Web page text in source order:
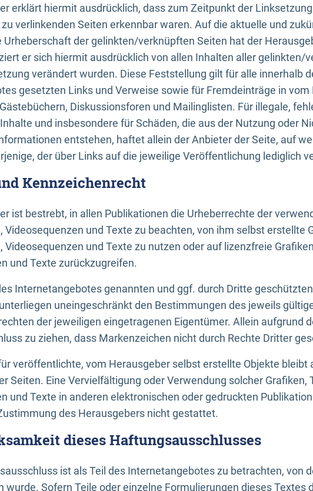
erklärt hiermit ausdrücklich, dass zum Zeitpunkt der
verlinkenden Seiten erkennbar waren. Auf die aktuelle und
Urheberschaft der gelinkten/verknüpften Seiten hat der
er sich hiermit ausdrücklich von allen Inhalten aller gelinkten/
verändert wurden. Diese Feststellung gilt für alle innerhalb
gesetzten Links und Verweise sowie für Fremdeinträge in vom
Diskussionsforen und Mailinglisten. Für illegale,
und insbesondere für Schäden, die aus der Nutzung oder
entstehen, haftet allein der Anbieter der Seite, auf
der über Links auf die jeweilige Veröffentlichung lediglich
Kennzeichenrecht
ist bestrebt, in allen Publikationen die Urheberrechte der
Videosequenzen und Texte zu beachten, von ihm selbst erstellte
Videosequenzen und Texte zu nutzen oder auf lizenzfreie
und Texte zurückzugreifen.
Internetangebotes genannten und ggf. durch Dritte
uneingeschränkt den Bestimmungen des jeweils
der jeweiligen eingetragenen Eigentümer. Allein aufgrund
zu ziehen, dass Markenzeichen nicht durch Rechte Dritter
veröffentlichte, vom Herausgeber selbst erstellte Objekte bleibt
Seiten. Eine Vervielfältigung oder Verwendung solcher Grafiken,
und Texte in anderen elektronischen oder gedruckten
des Herausgebers nicht gestattet.
dieses Haftungsausschlusses
ist als Teil des Internetangebotes zu betrachten, von
wurde. Sofern Teile oder einzelne Formulierungen dieses Textes